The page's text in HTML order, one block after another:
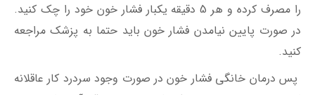
را مصرف کرده و هر 5 دقیقه یکبار فشار خون خود را چک کنید.
در صورت پایین نیامدن فشار خون باید حتما به پزشک مراجعه
کنید.
پس درمان خانگی فشار خون در صورت وجود سردرد کار عاقلانه